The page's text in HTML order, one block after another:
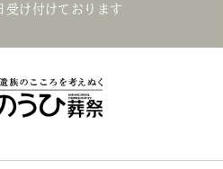
け付けております